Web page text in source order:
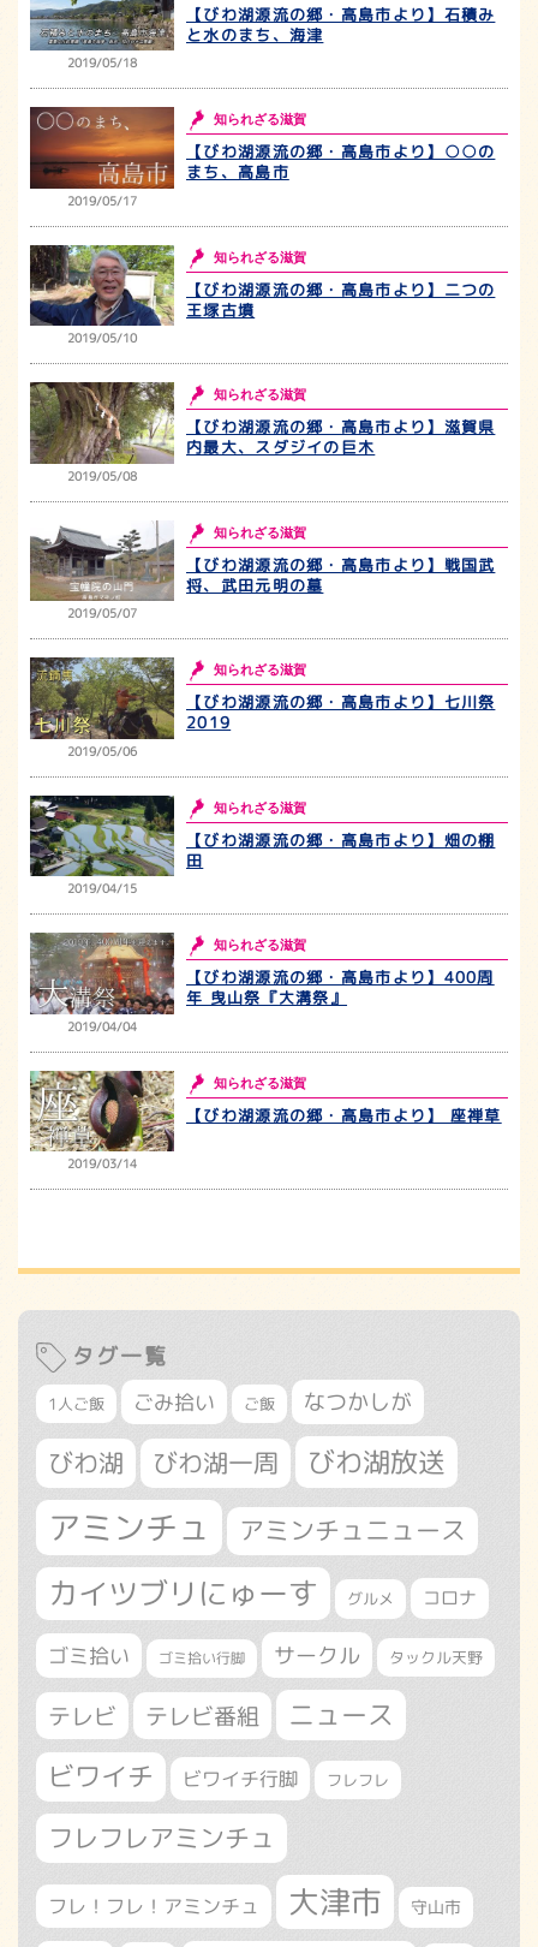
2019/05/18
【びわ湖源流の郷・高島市より】石積み
と水のまち、海津
2019/05/17
知られざる滋賀
【びわ湖源流の郷・高島市より】○○の
まち、高島市
2019/05/10
知られざる滋賀
【びわ湖源流の郷・高島市より】二つの
王塚古墳
2019/05/08
知られざる滋賀
【びわ湖源流の郷・高島市より】滋賀県
内最大、スダジイの巨木
2019/05/07
知られざる滋賀
【びわ湖源流の郷・高島市より】戦国武
将、武田元明の墓
2019/05/06
知られざる滋賀
【びわ湖源流の郷・高島市より】七川祭
2019
2019/04/15
知られざる滋賀
【びわ湖源流の郷・高島市より】畑の棚
田
2019/04/04
知られざる滋賀
【びわ湖源流の郷・高島市より】400周
年 曳山祭『大溝祭』
2019/03/14
知られざる滋賀
【びわ湖源流の郷・高島市より】 座禅草
タグ一覧
1人ご飯 ごみ拾い ご飯 なつかしが
びわ湖 びわ湖一周 びわ湖放送
アミンチュ アミンチュニュース
カイツブリにゅーす グルメ コロナ
ゴミ拾い ゴミ拾い行脚 サークル タックル天野
テレビ テレビ番組 ニュース
ビワイチ ビワイチ行脚 フレフレ
フレフレアミンチュ
フレ！フレ！アミンチュ 大津市 守山市